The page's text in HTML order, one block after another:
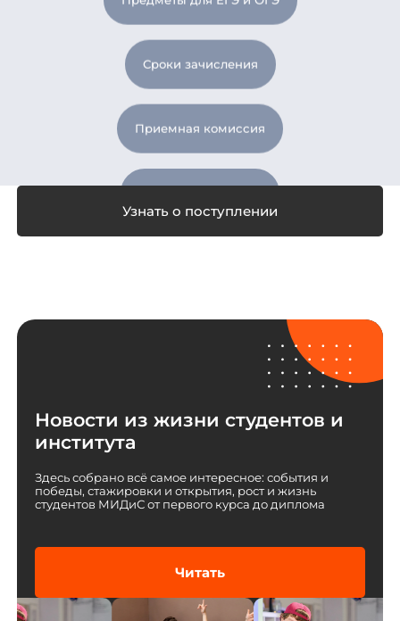
Новости из жизни студентов и
института
Здесь собрано всё самое интересное: события и
победы, стажировки и открытия, рост и жизнь
студентов МИДиС от первого курса до диплома
Читать